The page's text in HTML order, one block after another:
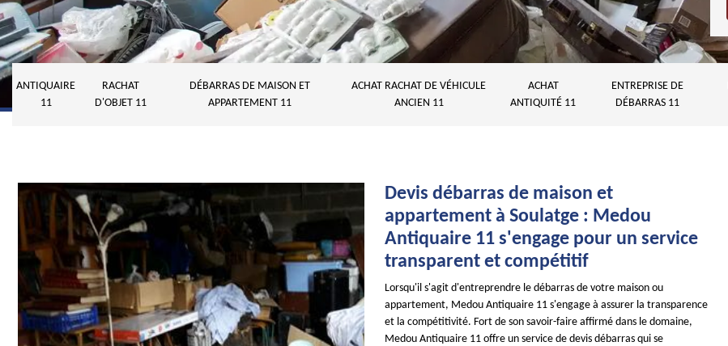
ANTIQUAIRE
11
RACHAT
D'OBJET 11
DÉBARRAS DE MAISON ET
APPARTEMENT 11
ACHAT RACHAT DE VÉHICULE
ANCIEN 11
ACHAT
ANTIQUITÉ 11
ENTREPRISE DE
DÉBARRAS 11
Devis débarras de maison et
appartement à Soulatge : Medou
Antiquaire 11 s'engage pour un service
transparent et compétitif
Lorsqu'il s'agit d'entreprendre le débarras de votre maison ou
appartement, Medou Antiquaire 11 s'engage à assurer la transparence
et la compétitivité. Fort de son savoir-faire affirmé dans le domaine,
Medou Antiquaire 11 offre un service de devis débarras qui se